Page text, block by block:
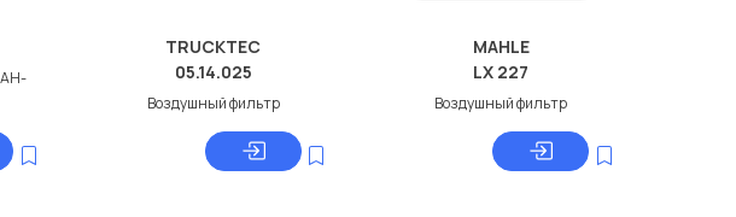
TRUCKTEC
05.14.025
Воздушный фильтр
MAHLE
LX 227
Воздушный фильтр